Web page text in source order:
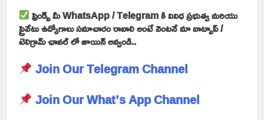
ఫ్రెండ్స్ మీ WhatsApp / Telegram కి వివిధ ప్రభుత్వ మరియు
ప్రైవేటు ఉద్యోగాలు సమాచారం రావాలి అంటే వెంటనే మా వాట్సాప్ /
టెలిగ్రామ్ ఛానల్ లో జాయిన్ అవ్వండి..
Join Our Telegram Channel
Join Our What’s App Channel